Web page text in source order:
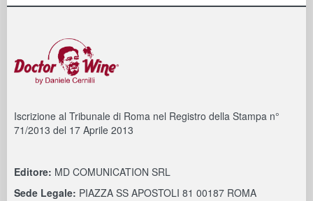
Iscrizione al Tribunale di Roma nel Registro della Stampa n°
71/2013 del 17 Aprile 2013
Editore: MD COMUNICATION SRL
Sede Legale: PIAZZA SS APOSTOLI 81 00187 ROMA